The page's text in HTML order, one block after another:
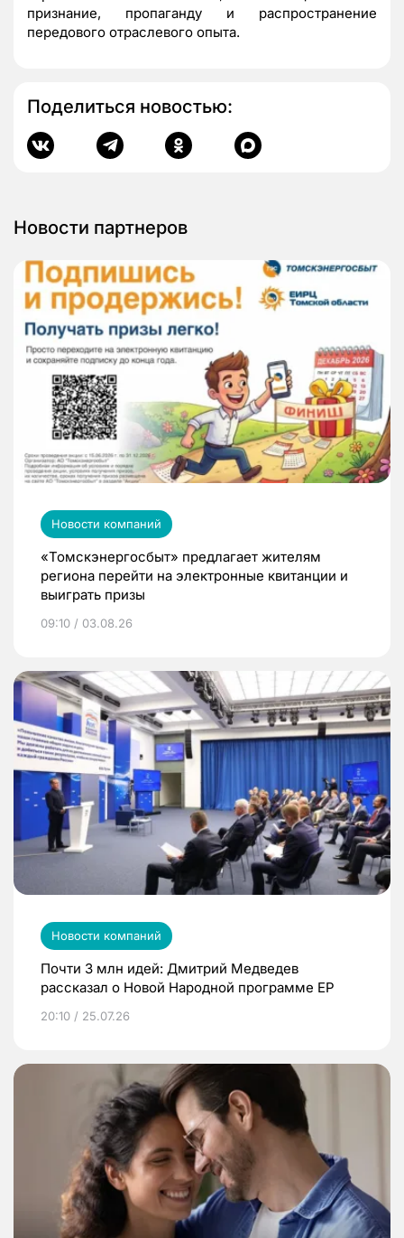
признание, пропаганду и распространение
передового отраслевого опыта.
Поделиться новостью:
Новости партнеров
Новости компаний
«Томскэнергосбыт» предлагает жителям
региона перейти на электронные квитанции и
выиграть призы
09:10 / 03.08.26
Новости компаний
Почти 3 млн идей: Дмитрий Медведев
рассказал о Новой Народной программе ЕР
20:10 / 25.07.26